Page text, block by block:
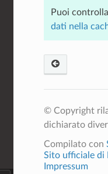
Puoi
dati nella
© Copyright
dichiarato
Compilato con
Sito ufficiale di
Impressum